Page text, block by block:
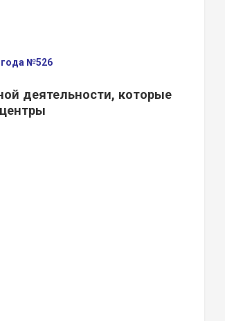
года №526
деятельности, которые